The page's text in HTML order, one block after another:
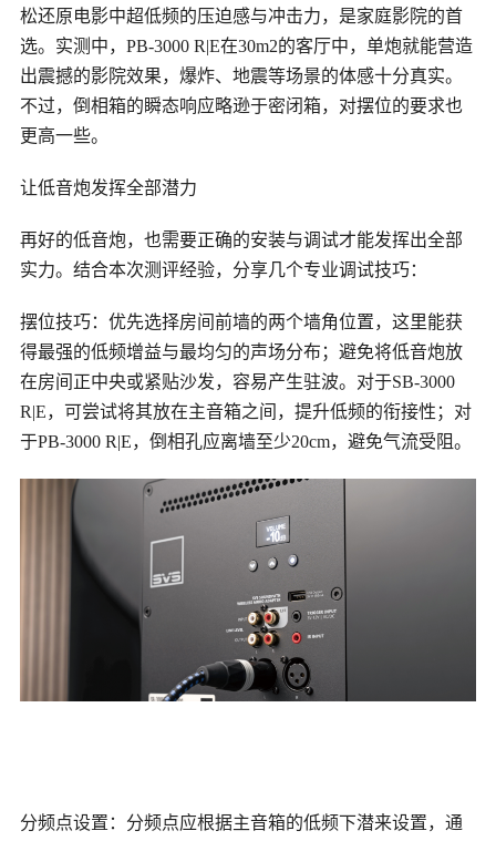
松还原电影中超低频的压迫感与冲击力，是家庭影院的首
选。实测中，PB-3000 R|E在30m2的客厅中，单炮就能营造
出震撼的影院效果，爆炸、地震等场景的体感十分真实。
不过，倒相箱的瞬态响应略逊于密闭箱，对摆位的要求也
更高一些。
让低音炮发挥全部潜力
再好的低音炮，也需要正确的安装与调试才能发挥出全部
实力。结合本次测评经验，分享几个专业调试技巧：
摆位技巧：优先选择房间前墙的两个墙角位置，这里能获
得最强的低频增益与最均匀的声场分布；避免将低音炮放
在房间正中央或紧贴沙发，容易产生驻波。对于SB-3000
R|E，可尝试将其放在主音箱之间，提升低频的衔接性；对
于PB-3000 R|E，倒相孔应离墙至少20cm，避免气流受阻。
分频点设置：分频点应根据主音箱的低频下潜来设置，通